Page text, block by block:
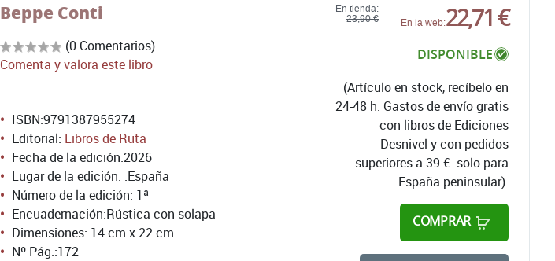
Beppe Conti
(0 Comentarios)
Comenta y valora este libro
En tienda:
23,90 €
En la web:22,71 €
DISPONIBLE
(Artículo en stock, recíbelo en
24-48 h. Gastos de envío gratis
con libros de Ediciones
Desnivel y con pedidos
superiores a 39 € -solo para
España peninsular).
COMPRAR
ISBN:9791387955274
Editorial: Libros de Ruta
Fecha de la edición:2026
Lugar de la edición: .España
Número de la edición: 1ª
Encuadernación:Rústica con solapa
Dimensiones: 14 cm x 22 cm
Nº Pág.:172